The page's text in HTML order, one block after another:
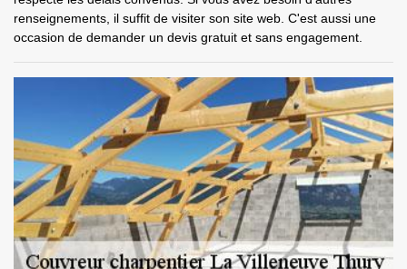
renseignements, il suffit de visiter son site web. C'est aussi une
occasion de demander un devis gratuit et sans engagement.